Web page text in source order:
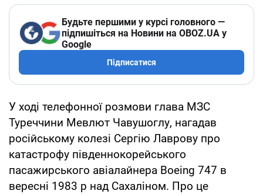
Будьте першими у курсі головного —
підпишіться на Новини на OBOZ.UA у
Google
Підписатися
У ході телефонної розмови глава МЗС
Туреччини Мевлют Чавушоглу, нагадав
російському колезі Сергію Лаврову про
катастрофу південнокорейського
пасажирського авіалайнера Boeing 747 в
вересні 1983 р над Сахаліном. Про це